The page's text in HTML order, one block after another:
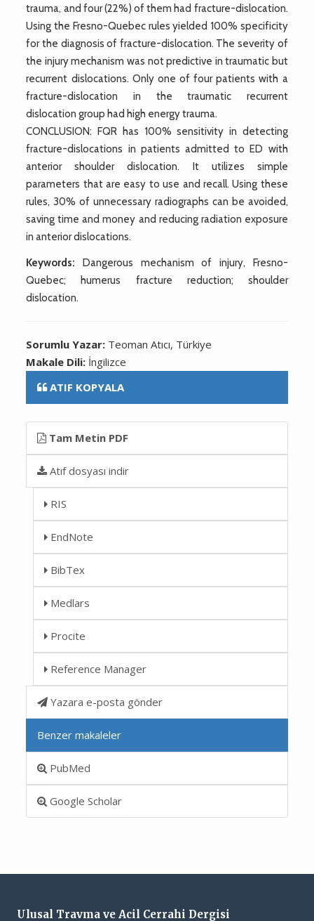
trauma, and four (22%) of them had fracture-dislocation.
Using the Fresno-Quebec rules yielded 100% specificity
for the diagnosis of fracture-dislocation. The severity of
the injury mechanism was not predictive in traumatic but
recurrent dislocations. Only one of four patients with a
fracture-dislocation in the traumatic recurrent
dislocation group had high energy trauma.
CONCLUSION: FQR has 100% sensitivity in detecting
fracture-dislocations in patients admitted to ED with
anterior shoulder dislocation. It utilizes simple
parameters that are easy to use and recall. Using these
rules, 30% of unnecessary radiographs can be avoided,
saving time and money and reducing radiation exposure
in anterior dislocations.
Keywords: Dangerous mechanism of injury, Fresno-
Quebec; humerus fracture reduction; shoulder
dislocation.
Sorumlu Yazar: Teoman Atıcı, Türkiye
Makale Dili: İngilizce
ATIF KOPYALA
Tam Metin PDF
Atıf dosyası indir
RIS
EndNote
BibTex
Medlars
Procite
Reference Manager
Yazara e-posta gönder
Benzer makaleler
PubMed
Google Scholar
Ulusal Travma ve Acil Cerrahi Dergisi